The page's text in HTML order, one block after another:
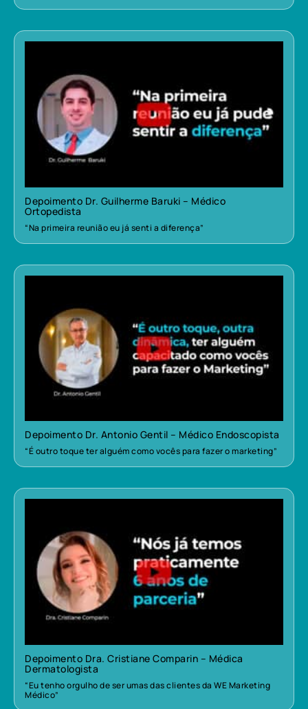
Depoimento Dr. Guilherme Baruki – Médico
Ortopedista
“Na primeira reunião eu já senti a diferença”
Depoimento Dr. Antonio Gentil – Médico Endoscopista
“É outro toque ter alguém como vocês para fazer o marketing”
Depoimento Dra. Cristiane Comparin – Médica
Dermatologista
“Eu tenho orgulho de ser umas das clientes da WE Marketing
Médico”